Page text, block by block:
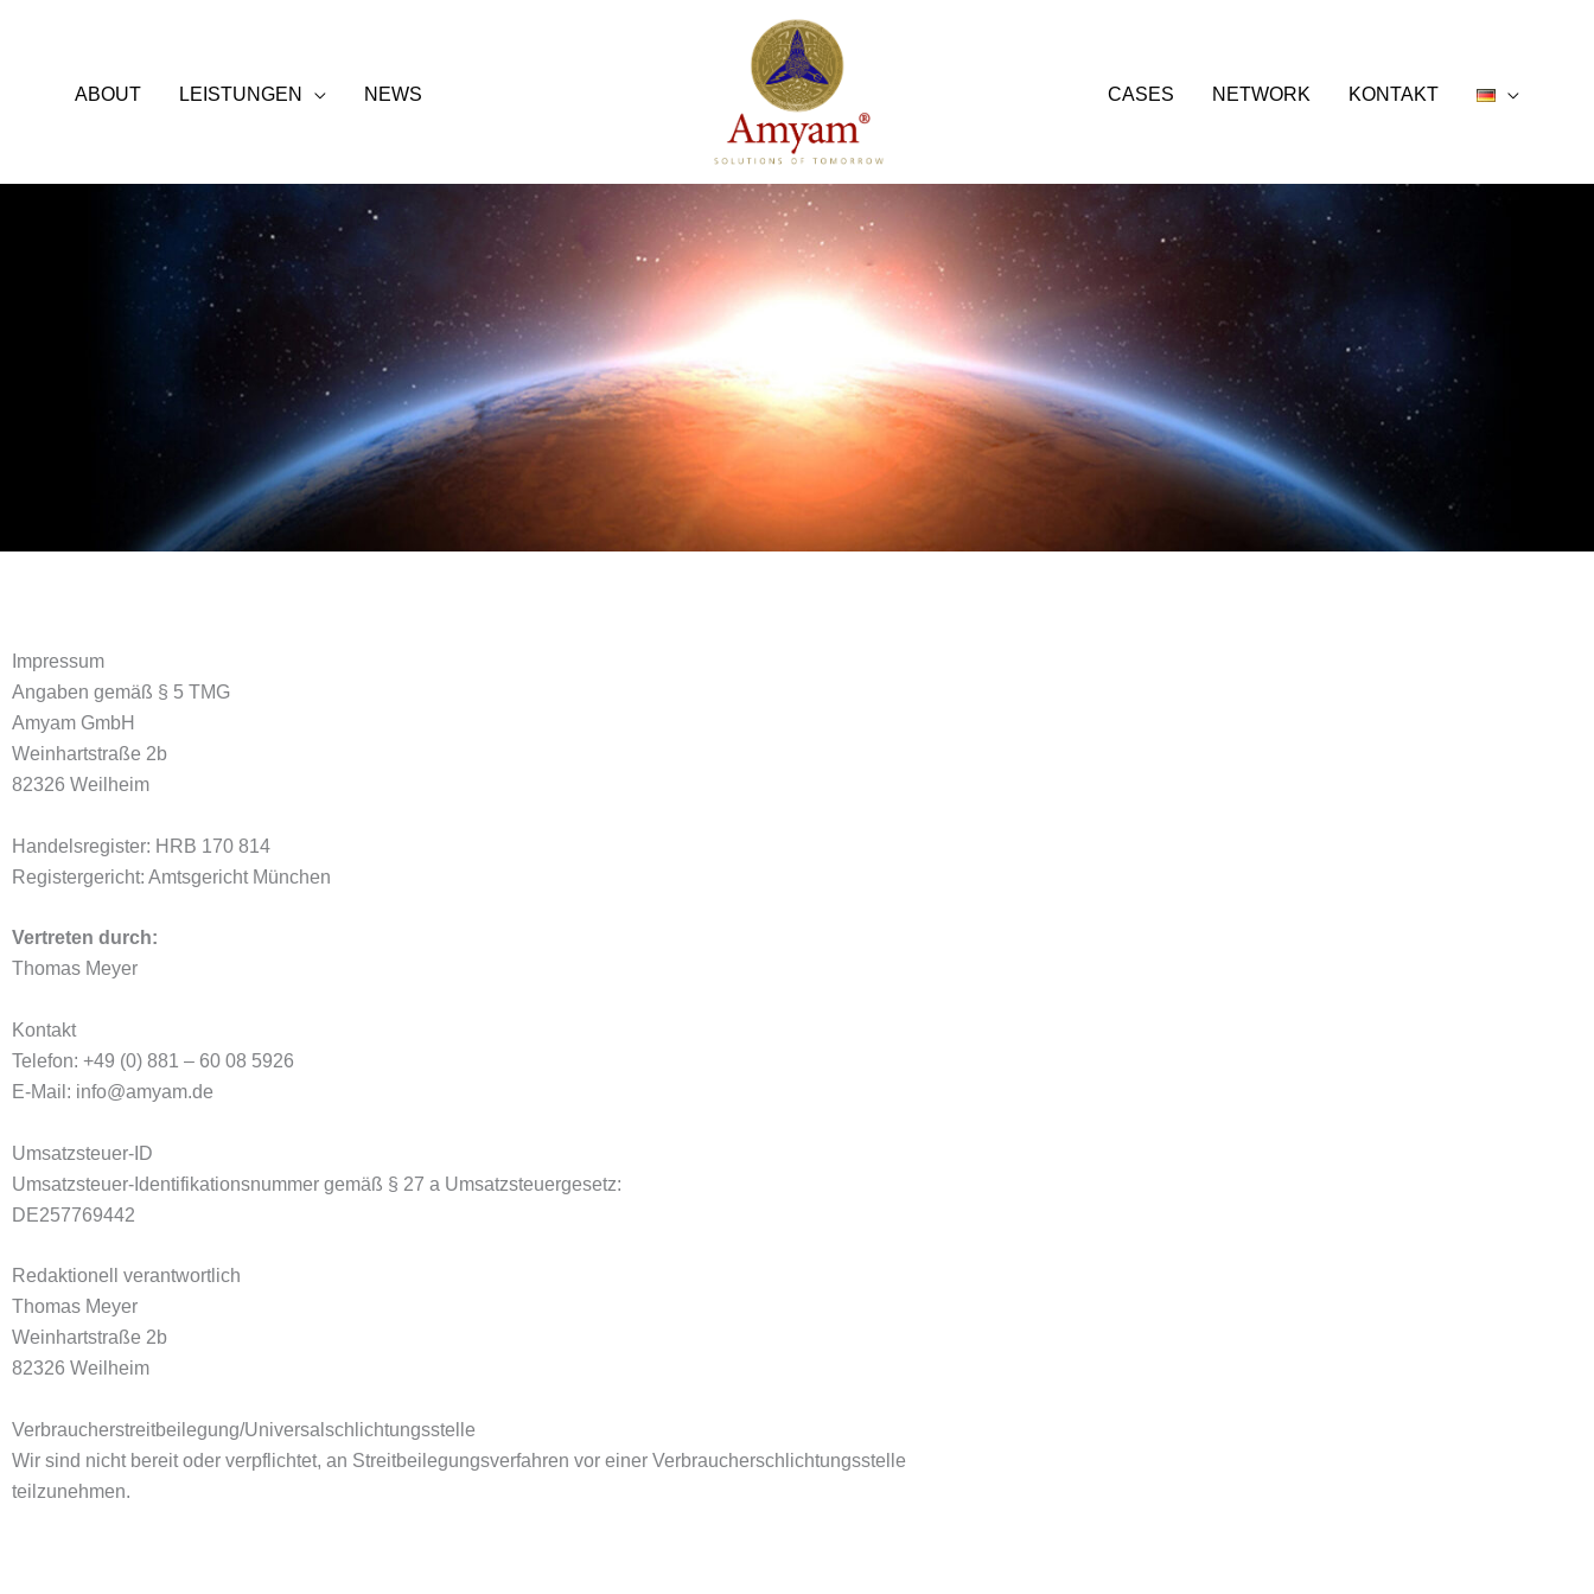
ABOUT
LEISTUNGEN NEWS CASES NETWORK KONTAKT
Impressum
Angaben gemäß § 5 TMG
Amyam GmbH
Weinhartstraße 2b
82326 Weilheim
Handelsregister: HRB 170 814
Registergericht: Amtsgericht München
Vertreten durch:
Thomas Meyer
Kontakt
Telefon: +49 (0) 881 – 60 08 5926
E-Mail: info@amyam.de
Umsatzsteuer-ID
Umsatzsteuer-Identifikationsnummer gemäß § 27 a Umsatzsteuergesetz:
DE257769442
Redaktionell verantwortlich
Thomas Meyer
Weinhartstraße 2b
82326 Weilheim
Verbraucher­streit­beilegung/Universal­schlichtungs­stelle
Wir sind nicht bereit oder verpflichtet, an Streitbeilegungsverfahren vor einer Verbraucherschlichtungsstelle
teilzunehmen.